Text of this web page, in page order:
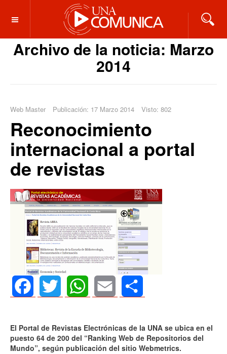
OFF CANVAS
Archivo de la noticia: Marzo
2014
Web Master Publicación: 17 Marzo 2014 Visto: 802
Reconocimiento
internacional a portal
de revistas
El Portal de Revistas Electrónicas de la UNA se ubica en el
puesto 64 de 200 del “Ranking Web de Repositorios del
Mundo”, según publicación del sitio Webmetrics.